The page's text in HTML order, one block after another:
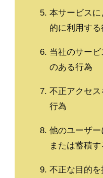
本サービス
的に利用する
当社のサー
のある行為
不正アクセ
行為
他のユーザ
または蓄積
不正な目的